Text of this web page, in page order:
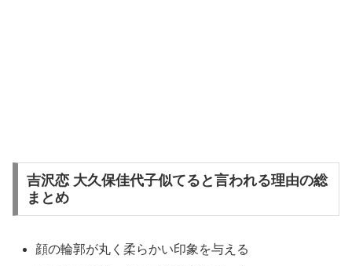
吉沢恋 大久保佳代子似てると言われる理由の総
まとめ
顔の輪郭が丸く柔らかい印象を与える